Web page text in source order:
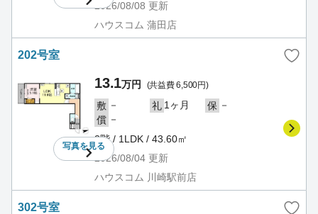
2026/08/08 更新
ハウスコム 蒲田店
202号室
写真を見る
13.1万円 (共益費 6,500円)
敷 － 礼 1ヶ月 保 －
償 －
2階 / 1LDK / 43.60㎡
2026/08/04 更新
ハウスコム 川崎駅前店
302号室